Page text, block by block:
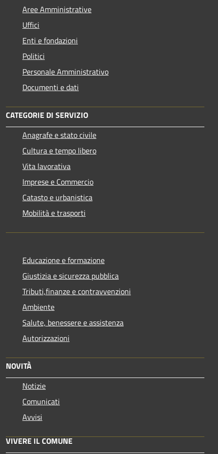
Aree Amministrative
Uffici
Enti e fondazioni
Politici
Personale Amministrativo
Documenti e dati
CATEGORIE DI SERVIZIO
Anagrafe e stato civile
Cultura e tempo libero
Vita lavorativa
Imprese e Commercio
Catasto e urbanistica
Mobilità e trasporti
Educazione e formazione
Giustizia e sicurezza pubblica
Tributi,finanze e contravvenzioni
Ambiente
Salute, benessere e assistenza
Autorizzazioni
NOVITÀ
Notizie
Comunicati
Avvisi
VIVERE IL COMUNE